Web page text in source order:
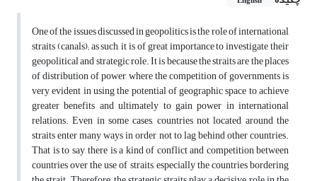
One of the issues discussed in geopolitics is the role of international
straits (canals); as such, it is of great importance to investigate their
geopolitical and strategic role. It is because the straits are the places
of distribution of power, where the competition of governments is
very evident in using the potential of geographic space to achieve
greater benefits and ultimately to gain power in international
relations. Even in some cases, countries not located around the
straits enter many ways in order not to lag behind other countries.
That is to say, there is a kind of conflict and competition between
countries over the use of straits, especially the countries bordering